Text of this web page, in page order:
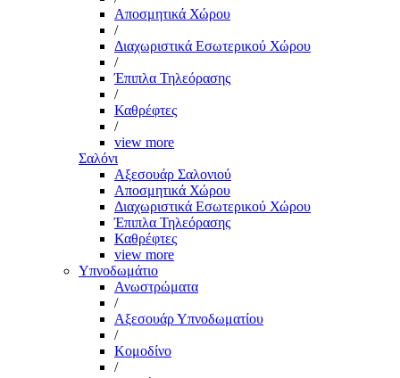
Αποσμητικά Χώρου
/
Διαχωριστικά Εσωτερικού Χώρου
/
Έπιπλα Τηλεόρασης
/
Καθρέφτες
/
view more
Σαλόνι
Αξεσουάρ Σαλονιού
Αποσμητικά Χώρου
Διαχωριστικά Εσωτερικού Χώρου
Έπιπλα Τηλεόρασης
Καθρέφτες
view more
Υπνοδωμάτιο
Ανωστρώματα
/
Αξεσουάρ Υπνοδωματίου
/
Κομοδίνο
/